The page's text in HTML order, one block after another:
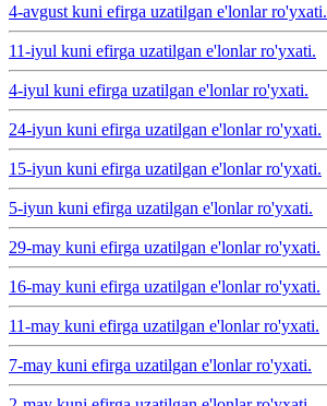
4-avgust kuni efirga uzatilgan e'lonlar ro'yxati.
11-iyul kuni efirga uzatilgan e'lonlar ro'yxati.
4-iyul kuni efirga uzatilgan e'lonlar ro'yxati.
24-iyun kuni efirga uzatilgan e'lonlar ro'yxati.
15-iyun kuni efirga uzatilgan e'lonlar ro'yxati.
5-iyun kuni efirga uzatilgan e'lonlar ro'yxati.
29-may kuni efirga uzatilgan e'lonlar ro'yxati.
16-may kuni efirga uzatilgan e'lonlar ro'yxati.
11-may kuni efirga uzatilgan e'lonlar ro'yxati.
7-may kuni efirga uzatilgan e'lonlar ro'yxati.